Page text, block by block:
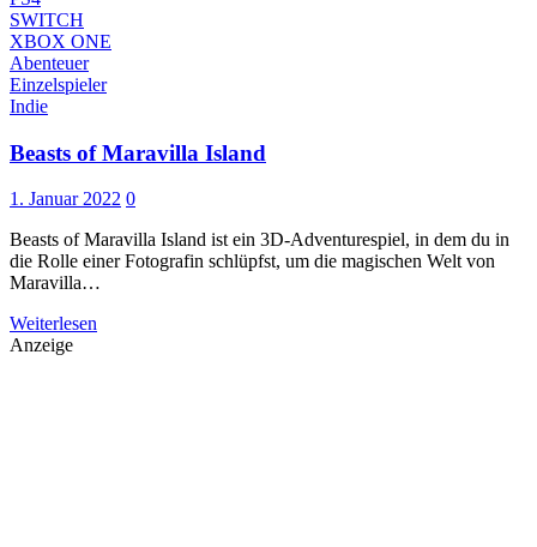
SWITCH
XBOX ONE
Abenteuer
Einzelspieler
Indie
Beasts of Maravilla Island
1. Januar 2022 0
Beasts of Maravilla Island ist ein 3D-Adventurespiel, in dem du in
die Rolle einer Fotografin schlüpfst, um die magischen Welt von
Maravilla…
Weiterlesen
Anzeige